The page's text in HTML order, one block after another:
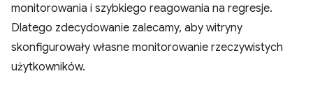
monitorowania i szybkiego reagowania na regresje.
Dlatego zdecydowanie zalecamy, aby witryny
skonfigurowały własne monitorowanie rzeczywistych
użytkowników.